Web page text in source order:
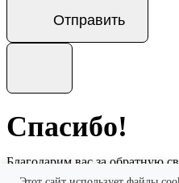
Отправить
Спасибо!
Благодарим вас за обратную
еще лучше.